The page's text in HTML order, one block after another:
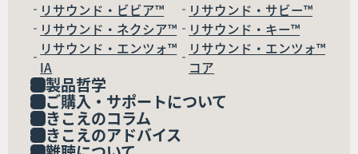
リサウンド・ビビア™
リサウンド・サビー™
リサウンド・ネクシア™
リサウンド・キー™
リサウンド・エンツォ™
IA
リサウンド・エンツォ™
コア
製品哲学
ご購入・サポートについて
きこえのコラム
きこえのアドバイス